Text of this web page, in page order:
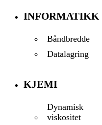
INFORMATIKK
Båndbredde
Datalagring
KJEMI
Dynamisk
viskositet